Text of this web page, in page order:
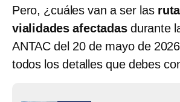
Pero, ¿cuáles van a ser las
vialidades afectadasdurante
ANTAC del 20 de mayo de
todos los detalles que debes